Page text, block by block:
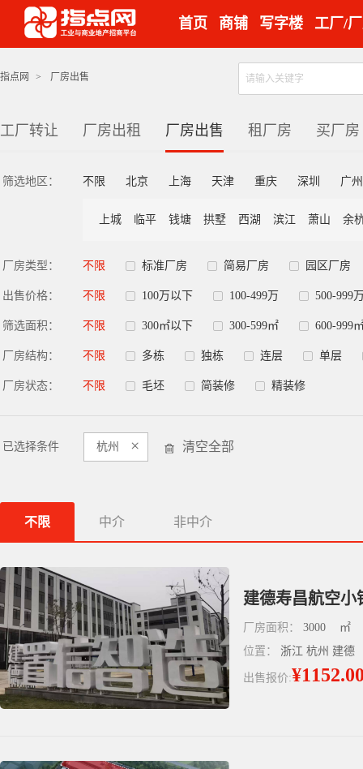
首页 商铺 写字楼 工厂/
指点网 > 厂房出售
工厂转让 厂房出租 厂房出售 租厂房 买厂房
筛选地区： 不限 北京 上海 天津 重庆 深圳 广州
上城 临平 钱塘 拱墅 西湖 滨江 萧山 余
厂房类型： 不限 标准厂房 简易厂房 园区厂房
出售价格： 不限 100万以下 100-499万 500-999
筛选面积： 不限 300㎡以下 300-599㎡ 600-999
厂房结构： 不限 多栋 独栋 连层 单层
厂房状态： 不限 毛坯 简装修 精装修
已选择条件 杭州 × 清空全部
不限 中介 非中介
建德寿昌航空小
厂房面积： 3000
㎡
位置： 浙江 杭州 建德
出售报价: